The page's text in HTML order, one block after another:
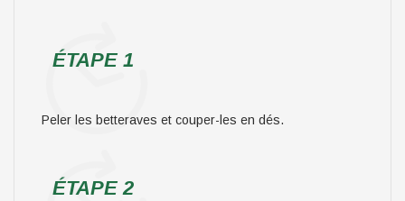
ÉTAPE 1
Peler les betteraves et couper-les en dés.
ÉTAPE 2